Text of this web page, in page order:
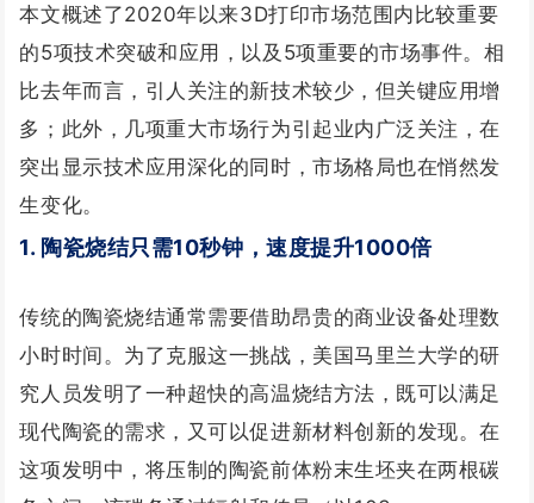
本文概述了2020年以来3D打印市场范围内比较重要
的5项技术突破和应用，以及5项重要的市场事件。 相
比去年而言，引人关注的新技术较少，但关键应用增
多； 此外，几项重大市场行为引起业内广泛关注，在
突出显示技术应用深化的同时，市场格局也在悄然发
生变化。
1. 陶瓷烧结只需10秒钟，速度提升1000倍
传统的陶瓷烧结通常需要借助昂贵的商业设备处理数
小时时间。为了克服这一挑战，美国马里兰大学的研
究人员发明了一种超快的高温烧结方法，既可以满足
现代陶瓷的需求，又可以促进新材料创新的发现。在
这项发明中，将压制的陶瓷前体粉末生坯夹在两根碳